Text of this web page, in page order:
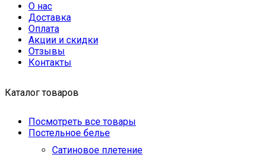
О нас
Доставка
Оплата
Акции и скидки
Отзывы
Контакты
Каталог товаров
Посмотреть все товары
Постельное белье
Сатиновое плетение